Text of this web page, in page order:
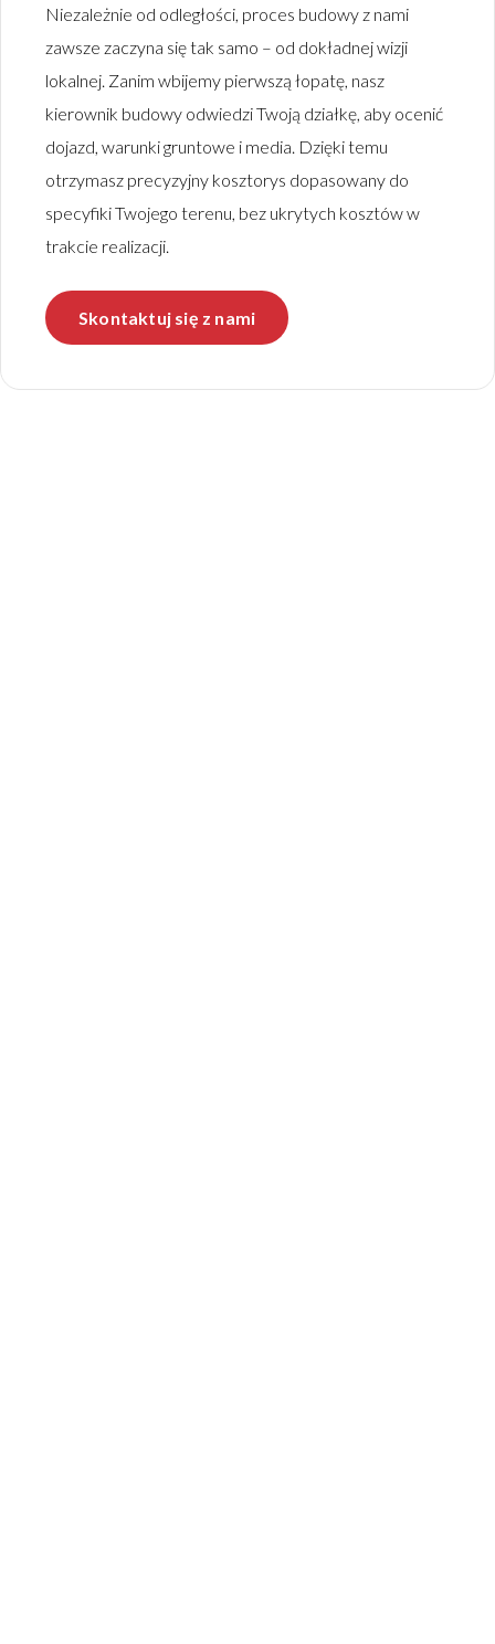
Niezależnie od odległości, proces budowy z nami
zawsze zaczyna się tak samo – od dokładnej wizji
lokalnej. Zanim wbijemy pierwszą łopatę, nasz
kierownik budowy odwiedzi Twoją działkę, aby ocenić
dojazd, warunki gruntowe i media. Dzięki temu
otrzymasz precyzyjny kosztorys dopasowany do
specyfiki Twojego terenu, bez ukrytych kosztów w
trakcie realizacji.
Skontaktuj się z nami